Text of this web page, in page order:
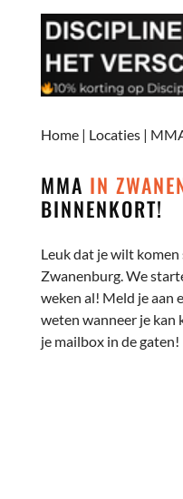
content/uploads/sites/5/
Home| Locaties|
MMA IN
BINNENKORT!
Leuk dat je wilt
Zwanenburg. We
weken al! Meld je aan
weten wanneer je kan
je mailbox in de gaten!